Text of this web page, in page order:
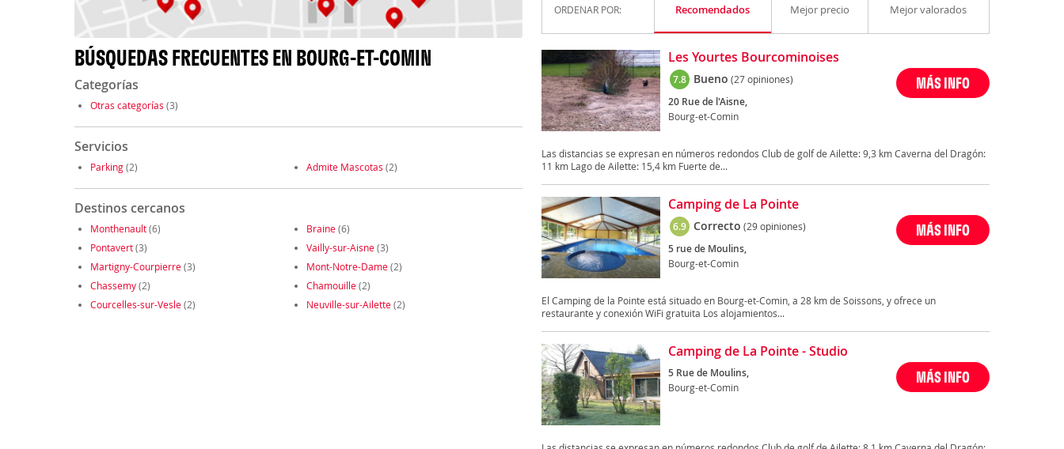
BÚSQUEDAS FRECUENTES EN BOURG-ET-COMIN
Categorías
Otras categorías (3)
Servicios
Parking(2) Admite Mascotas (2)
Destinos cercanos
Monthenault(6) Braine(6)
Pontavert(3) Vailly-sur-Aisne(3)
Martigny-Courpierre(3) Mont-Notre-Dame(2)
Chassemy(2) Chamouille(2)
Courcelles-sur-Vesle(2) Neuville-sur-Ailette(2)
ORDENAR POR: Recomendados Mejor precio Mejor valorados
Les Yourtes Bourcominoises
7.8 Bueno (27 opiniones)
20 Rue de l'Aisne,
Bourg-et-Comin
MÁS INFO
Las distancias se expresan en números redondos Club de golf de Ailette: 9,3 km Caverna del Dragón:
11 km Lago de Ailette: 15,4 km Fuerte de...
Camping de La Pointe
6.9 Correcto (29 opiniones)
5 rue de Moulins,
Bourg-et-Comin
MÁS INFO
El Camping de la Pointe está situado en Bourg-et-Comin, a 28 km de Soissons, y ofrece un
restaurante y conexión WiFi gratuita Los alojamientos...
Camping de La Pointe - Studio
5 Rue de Moulins,
Bourg-et-Comin
MÁS INFO